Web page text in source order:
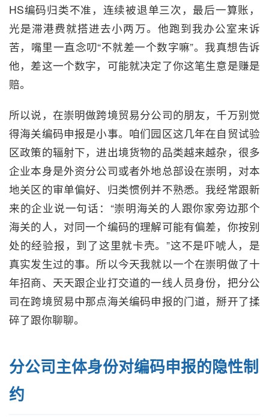
HS编码归类不准，连续被退单三次，最后一算账，
光是滞港费就搭进去小两万。他跑到我办公室来诉
苦，嘴里一直念叨“不就差一个数字嘛”。我真想告诉
他，差这一个数字，可能就决定了你这笔生意是赚是
赔。
所以说，在崇明做跨境贸易分公司的朋友，千万别觉
得海关编码申报是小事。咱们园区这几年在自贸试验
区政策的辐射下，进出境货物的品类越来越杂，很多
企业本身是外资分公司或者外地总部设在崇明，对本
地关区的审单偏好、归类惯例并不熟悉。我经常跟新
来的企业说一句话：“崇明海关的人跟你家旁边那个
海关的人，对同一个编码的理解可能有偏差，你按别
处的经验报，到了这里就卡壳。”这不是吓唬人，是
真实发生过的事。所以今天我就以一个在崇明做了十
年招商、天天跟企业打交道的一线人员身份，把分公
司在跨境贸易中那点海关编码申报的门道，掰开了揉
碎了跟你聊聊。
分公司主体身份对编码申报的隐性制
约